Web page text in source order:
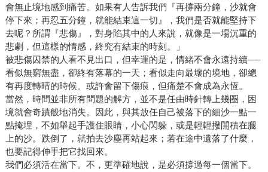
會無止境地感到痛苦。如果有人告訴我們『再撐兩分鐘，沙就會
停下來；再忍五分鐘，就能結束這一切』，我們是否就能堅持下
去呢？所謂『悲傷』，對身陷其中的人來說，就像是一場沉重的
悲劇，但這樣的情感，終究有結束的時刻。」
被悲傷囚禁的人看不見出口，但幸運的是，情緒不會永遠持續──
看似無窮無盡，卻終有落幕的一天；看似走向最壞的境地，卻總
有再度轉晴的時候。或許會留下傷痕，但痛楚不會成為永恆。
當然，時間並非所有問題的解方，並不是任由時針轉上幾圈，困
境就會奇蹟般地消失。因此，與其放任自己被落下的細沙一點一
點掩埋，不如舉起手護住眼睛，小心閃躲，或是輕輕撥開積在腿
上的沙。跌倒了，就拍去沙塵再站起來；若在途中遺落了什麼，
也要記得伸手把它找回來。
我們必須活在當下。不，更準確地說，是必須撐過每一個當下。